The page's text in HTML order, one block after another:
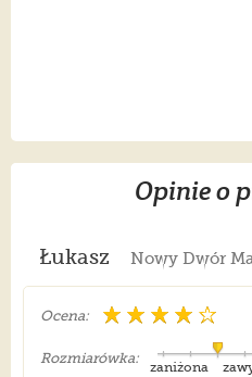
Opinie o
Łukasz Nowy Dwór
Ocena:
Rozmiarówka:
zaniżona